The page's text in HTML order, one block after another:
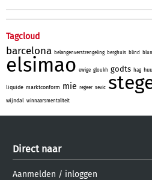
Tagcloud
barcelona belangenverstrengeling berghuis blind
elsimao ewige gloukh godts hag
liquide marktconform mie regeer sevic
wijndal winnaarsmentaliteit
Direct naar
Aanmelden / inloggen